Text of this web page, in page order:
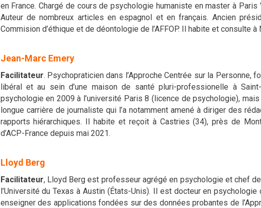
en France. Chargé de cours de psychologie humaniste en master à
Auteur de nombreux articles en espagnol et en français. Ancien
Commision d’éthique et de déontologie de l’AFFOP. Il habite et consulte à
Jean-Marc Emery
Facilitateur. Psychopraticien dans l’Approche Centrée sur la Personne,
libéral et au sein d’une maison de santé pluri-professionelle à
psychologie en 2009 à l’université Paris 8 (licence de psychologie),
longue carrière de journaliste qui l’a notamment amené à diriger des
rapports hiérarchiques. Il habite et reçoit à Castries (34), près de
d’ACP-France depuis mai 2021.
Lloyd Berg
Facilitateur, Lloyd Berg est professeur agrégé en psychologie et chef
l’Université du Texas à Austin (États-Unis). Il est docteur en
enseigner des applications fondées sur des données probantes de